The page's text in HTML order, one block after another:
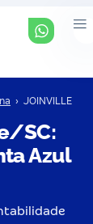
› JOINVILLE
SC:
Azul